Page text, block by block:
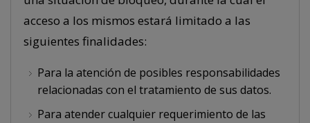
acceso a los mismos estará limitado a las
siguientes finalidades:
Para la atención de posibles responsabilidades
relacionadas con el tratamiento de sus datos.
Para atender cualquier requerimiento de las